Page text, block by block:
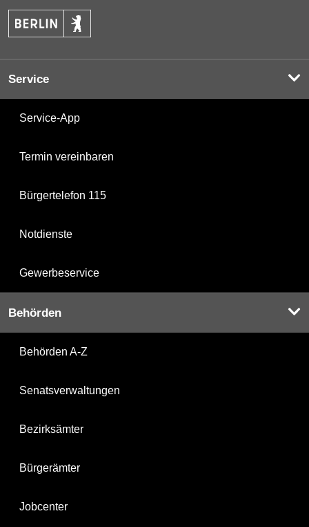
Service
Service-App
Termin vereinbaren
Bürgertelefon 115
Notdienste
Gewerbeservice
Behörden
Behörden A-Z
Senatsverwaltungen
Bezirksämter
Bürgerämter
Jobcenter